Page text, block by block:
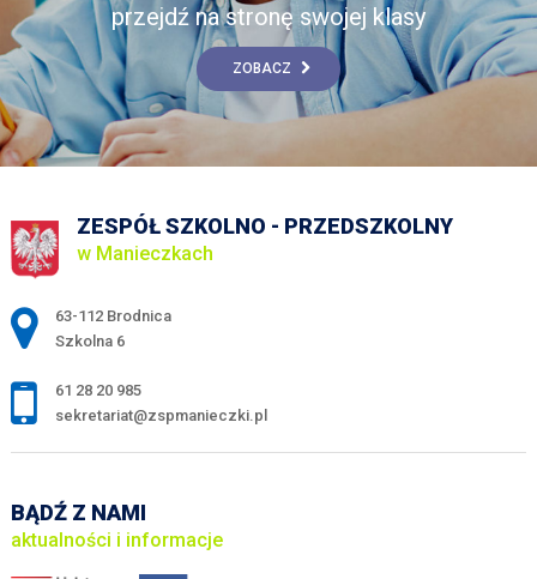
przejdź na stronę swojej klasy
ZOBACZ
ZESPÓŁ SZKOLNO - PRZEDSZKOLNY
w Manieczkach
Adres pocztowy:
63-112 Brodnica
Szkolna 6
61 28 20 985
sekretariat@zspmanieczki.pl
BĄDŹ Z NAMI
aktualności i informacje